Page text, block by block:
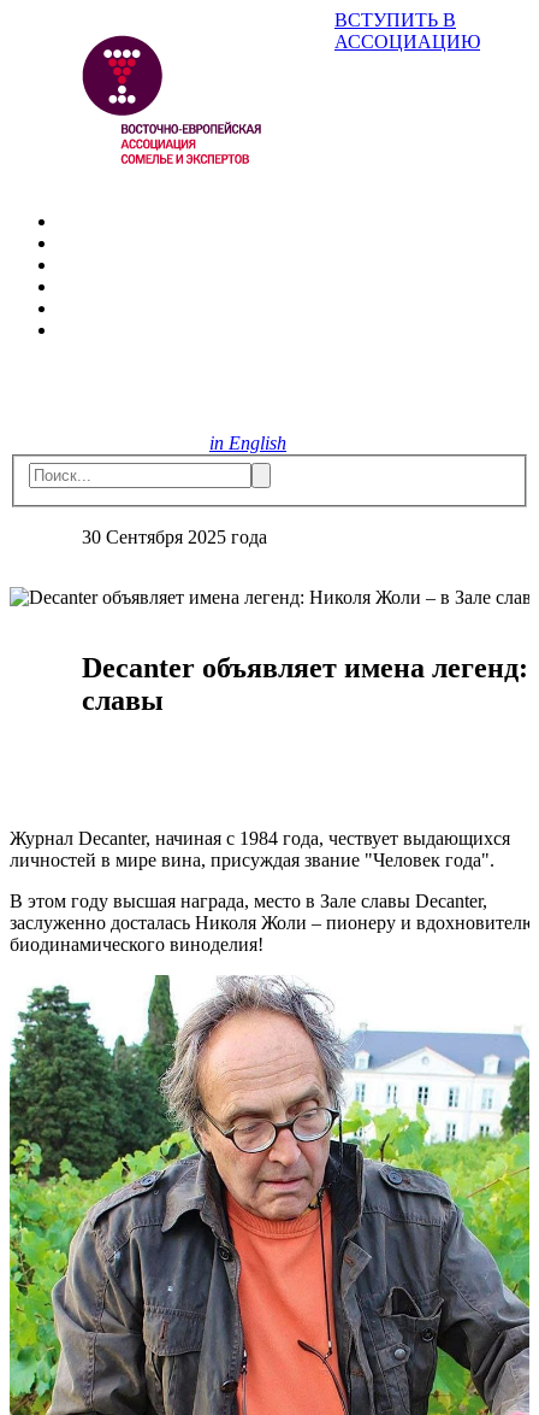
in English
ВСТУПИТЬ В
АССОЦИАЦИЮ
30 Сентября 2025 года
Decanter объявляет имена
славы
Журнал Decanter, начиная с 1984 года, чествует выдающихся
личностей в мире вина, присуждая звание "Человек года".
В этом году высшая награда, место в Зале славы Decanter,
заслуженно досталась Николя Жоли – пионеру и вдохновителю
биодинамического виноделия!